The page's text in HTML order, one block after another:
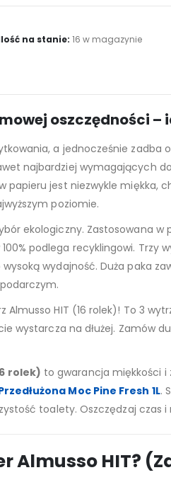
na stanie: 16 w magazynie
oszczędności
a jednocześnie zadba
najbardziej wymagających
jest niezwykle miękka,
poziomie.
ekologiczny. Zastosowana
podlega recyklingowi.
wydajność. Duża paka
HIT (16 rolek)! To 3
wystarcza na dłużej. Zamów
rolek) to gwarancja miękkości i
Moc Pine Fresh 1L.
toalety. Oszczędzaj czas
Almusso HIT?